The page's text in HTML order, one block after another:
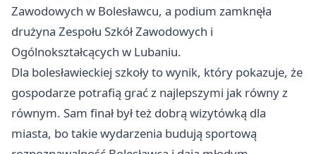
Zawodowych w Bolesławcu, a podium zamknęła
drużyna Zespołu Szkół Zawodowych i
Ogólnokształcących w Lubaniu.
Dla bolesławieckiej szkoły to wynik, który pokazuje, że
gospodarze potrafią grać z najlepszymi jak równy z
równym. Sam finał był też dobrą wizytówką dla
miasta, bo takie wydarzenia budują sportową